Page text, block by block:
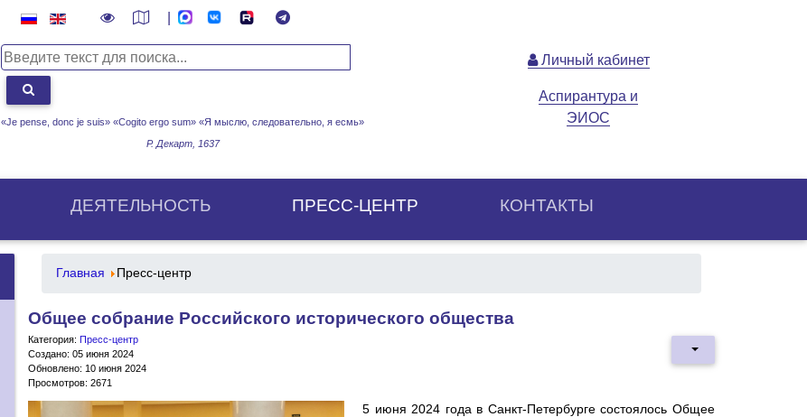
«Je pense, donc je suis» «Cogito ergo sum» «Я мыслю, следовательно, я есмь»
Р. Декарт, 1637
Личный кабинет
Аспирантура и
ЭИОС
ДЕЯТЕЛЬНОСТЬ ПРЕСС-ЦЕНТР КОНТАКТЫ
Главная Пресс-центр
Общее собрание Российского исторического общества
Категория: Пресс-центр
Создано: 05 июня 2024
Обновлено: 10 июня 2024
Просмотров: 2671
5 июня 2024 года в Санкт-Петербурге состоялось Общее